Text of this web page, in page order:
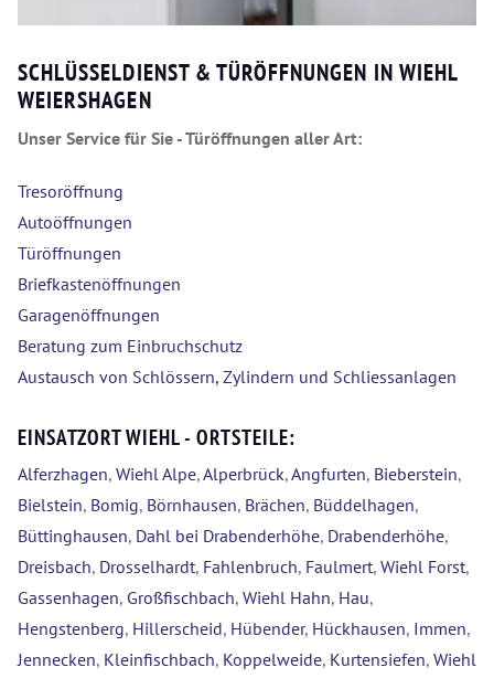
SCHLÜSSELDIENST & TÜRÖFFNUNGEN IN WIEHL
WEIERSHAGEN
Unser Service für Sie - Türöffnungen aller Art:
Tresoröffnung
Autoöffnungen
Türöffnungen
Briefkastenöffnungen
Garagenöffnungen
Beratung zum Einbruchschutz
Austausch von Schlössern, Zylindern und Schliessanlagen
EINSATZORT WIEHL - ORTSTEILE:
Alferzhagen, Wiehl Alpe,Alperbrück,Angfurten, Bieberstein,
Bielstein, Bomig, Börnhausen, Brächen, Büddelhagen,
Büttinghausen, Dahl bei Drabenderhöhe, Drabenderhöhe,
Dreisbach, Drosselhardt, Fahlenbruch, Faulmert, Wiehl Forst,
Gassenhagen, Großfischbach, Wiehl Hahn, Hau,
Hengstenberg, Hillerscheid, Hübender, Hückhausen, Immen,
Jennecken, Kleinfischbach, Koppelweide, Kurtensiefen, Wiehl